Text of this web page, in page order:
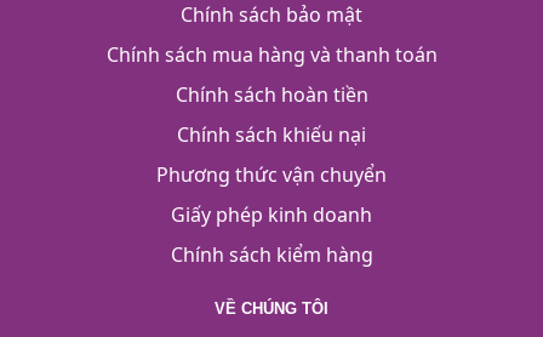
Chính sách bảo mật
Chính sách mua hàng và thanh toán
Chính sách hoàn tiền
Chính sách khiếu nại
Phương thức vận chuyển
Giấy phép kinh doanh
Chính sách kiểm hàng
VỀ CHÚNG TÔI